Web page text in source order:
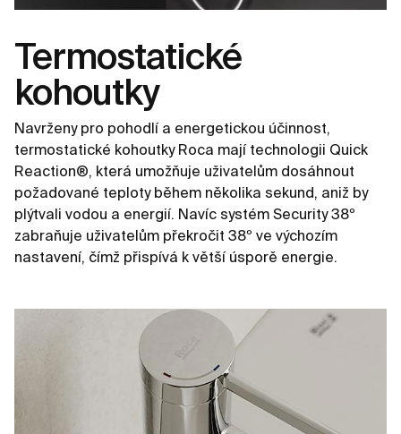
Termostatické
kohoutky
Navrženy pro pohodlí a energetickou účinnost,
termostatické kohoutky Roca mají technologii Quick
Reaction®, která umožňuje uživatelům dosáhnout
požadované teploty během několika sekund, aniž by
plýtvali vodou a energií. Navíc systém Security 38º
zabraňuje uživatelům překročit 38º ve výchozím
nastavení, čímž přispívá k větší úsporě energie.